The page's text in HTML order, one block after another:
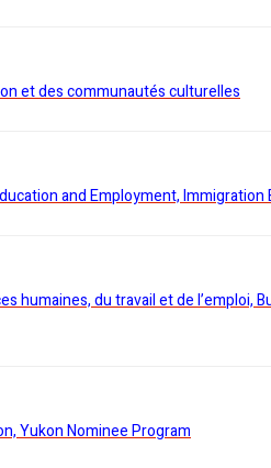
et des communautés culturelles
and Employment, Immigration
humaines, du travail et de l’emploi,
Yukon Nominee Program